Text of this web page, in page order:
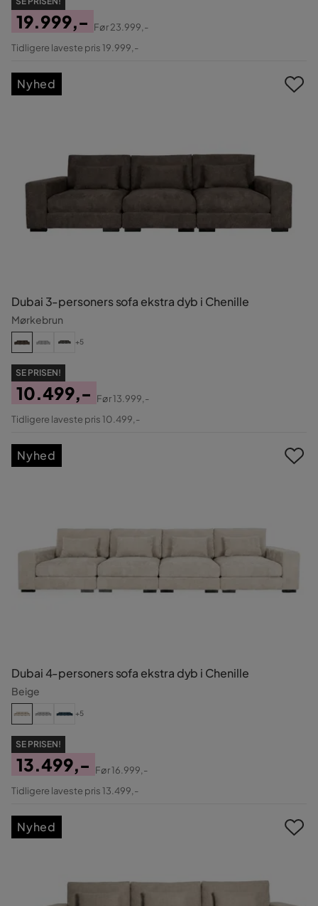
Pris
19.999,-
Original
Før23.999,-
Tidligere laveste pris 19.999,-
Dubai 3-personers sofa ekstra dyb i Chenille
Mørkebrun
+5
SE PRISEN!
Pris
10.499,-
Original
Før13.999,-
Tidligere laveste pris 10.499,-
Nyhed
Dubai 4-personers sofa ekstra dyb i Chenille
Beige
+5
SE PRISEN!
Pris
13.499,-
Original
Før16.999,-
Tidligere laveste pris 13.499,-
Nyhed
Nyhed